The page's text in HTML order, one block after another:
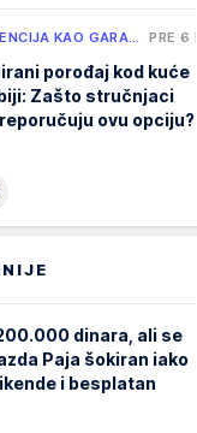
KAO GARA… PRE 6 H
porođaj kod kuće
Zašto stručnjaci
ovu opciju?
dinara, ali se
Paja šokiran iako
i besplatan